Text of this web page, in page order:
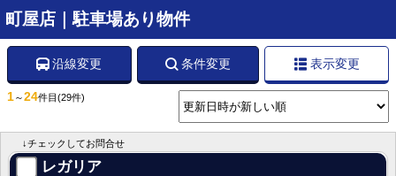
町屋店｜駐車場あり物件
沿線変更 条件変更 表示変更
1～24件目 (29件)
↓チェックしてお問合せ
レガリア